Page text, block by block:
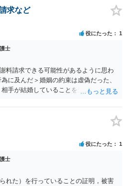
う努めるのか，裁判離婚を見据えて調
れかの対応は必要となるかと思われま
い側面もありますので弁護士を立てる
われます。
求など
役にたった 1
士
料請求できる可能性があるように思わ
に及んだ＞婚姻の約束は虚偽だった、
手が結婚していることを知って行為に
まり慰謝料は高額にならないように思
士に相談してみてください。
役にたった 1
士
れた）を行っていることの証明，被害